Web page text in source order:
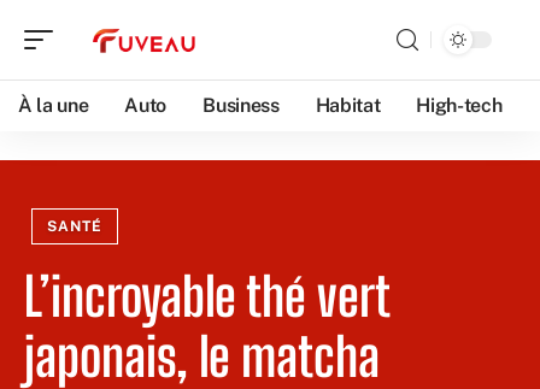
À la une Auto Business Habitat High-tech
SANTÉ
L’incroyable thé vert
japonais, le matcha